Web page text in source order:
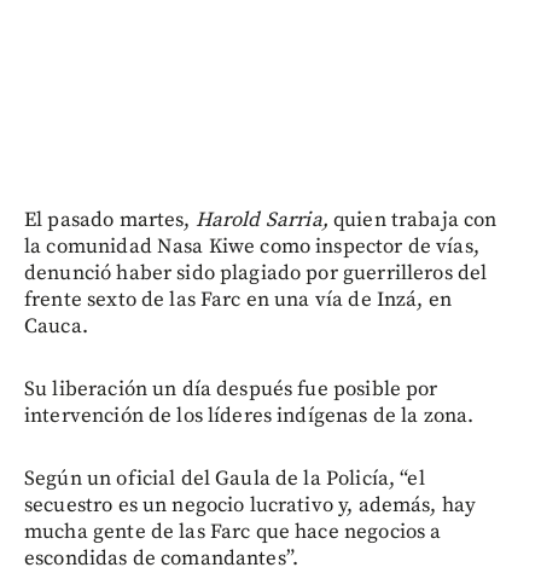
El pasado martes, Harold Sarria, quien trabaja con
la comunidad Nasa Kiwe como inspector de vías,
denunció haber sido plagiado por guerrilleros del
frente sexto de las Farc en una vía de Inzá, en
Cauca.
Su liberación un día después fue posible por
intervención de los líderes indígenas de la zona.
Según un oficial del Gaula de la Policía, “el
secuestro es un negocio lucrativo y, además, hay
mucha gente de las Farc que hace negocios a
escondidas de comandantes”.